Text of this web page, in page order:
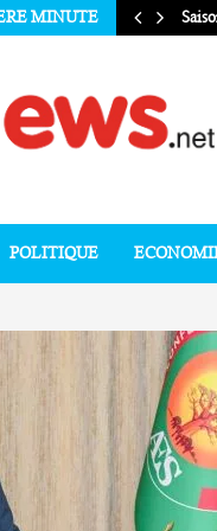
MINUTE
POLITIQUE